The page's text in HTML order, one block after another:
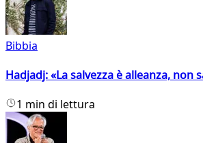
Bibbia
Hadjadj: «La salvezza è alleanza, non
1 min di lettura